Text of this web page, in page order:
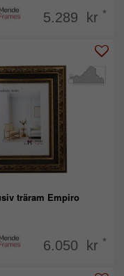
5.289 kr *
träram Empiro
6.050 kr *